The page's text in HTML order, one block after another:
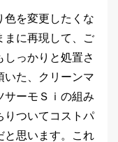
色を変更したくな
まに再現して、ご
っかりと処置さ
いた、クリーンマ
サーモＳｉの組み
りついてコストパ
と思います。これ